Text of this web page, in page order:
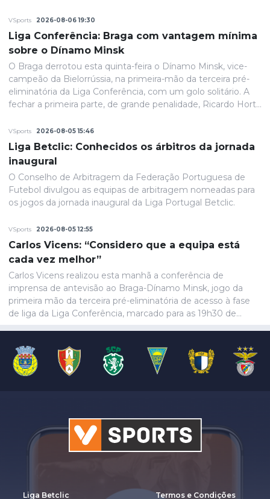
VSports 2026-08-06 19:30
Liga Conferência: Braga com vantagem mínima
sobre o Dínamo Minsk
O Braga derrotou esta quinta-feira o Dínamo Minsk, vice-
campeão da Bielorrússia, na primeira-mão da terceira pré-
eliminatória da Liga Conferência, com um golo solitário. A
fechar a primeira parte, de grande penalidade, Ricardo Horta
e até final o resultado permaneceria inalterado.
VSports 2026-08-05 15:46
Liga Betclic: Conhecidos os árbitros da jornada
inaugural
O Conselho de Arbitragem da Federação Portuguesa de
Futebol divulgou as equipas de arbitragem nomeadas para
os jogos da jornada inaugural da Liga Portugal Betclic.
VSports 2026-08-05 12:55
Carlos Vicens: “Considero que a equipa está
cada vez melhor”
Carlos Vicens realizou esta manhã a conferência de
imprensa de antevisão ao Braga-Dínamo Minsk, jogo da
primeira mão da terceira pré-eliminatória de acesso à fase
de liga da Liga Conferência, marcado para as 19h30 de
Liga Betclic Termos e Condições